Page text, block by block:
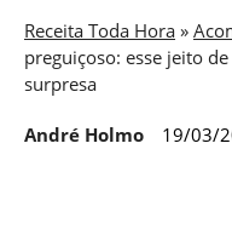
Receita Toda Hora »
preguiçoso: esse jeito
surpresa
André Holmo 19/03/